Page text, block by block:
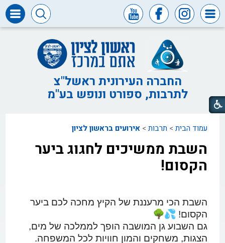
ומכרזים
חופש
המידע
דבר
ראש
דבר
דירקטוריון
החברה
החברה העירונית ראשל"צ
לתרבות, ספורט ונופש בע"מ
עמוד הבית >תרבות >אירועים בראשון לציון
השבת ממשיכים לחגוג ביער
הקסום!
השבת הכי מרעננת של הקיץ מחכה לכם ביער
הקסום!
גם השבוע גן המושבה הופך לממלכה של מים,
הצגות, משחקים והמון חוויות לכל המשפחה.